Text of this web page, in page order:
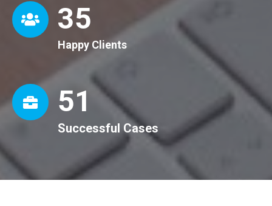
36
Happy Clients
52
Successful Cases